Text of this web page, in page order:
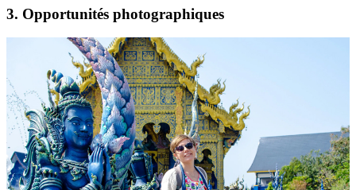
3. Opportunités photographiques